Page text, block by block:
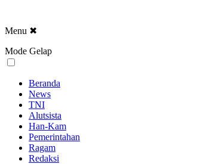
Menu ✖
Mode Gelap
Beranda
News
TNI
Alutsista
Han-Kam
Pemerintahan
Ragam
Redaksi